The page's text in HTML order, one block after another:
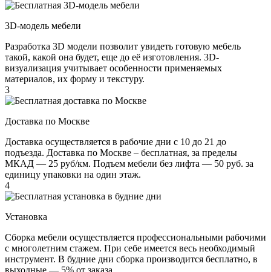
3D-модель мебели
Разработка 3D модели позволит увидеть готовую мебель
такой, какой она будет, еще до её изготовления. 3D-
визуализация учитывает особенности применяемых
материалов, их форму и текстуру.
3
Доставка по Москве
Доставка осуществляется в рабочие дни с 10 до 21 до
подъезда. Доставка по Москве – бесплатная, за пределы
МКАД — 25 руб/км. Подъем мебели без лифта — 50 руб. за
единицу упаковки на один этаж.
4
Установка
Сборка мебели осуществляется профессиональными рабочими
с многолетним стажем. При себе имеется весь необходимый
инструмент. В будние дни сборка производится бесплатно, в
выходные — 5% от заказа.